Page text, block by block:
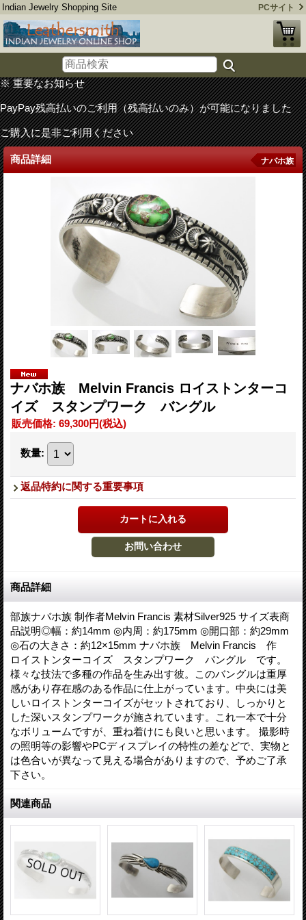
Indian Jewelry Shopping Site PCサイト
※ 重要なお知らせ
PayPay残高払いのご利用（残高払いのみ）が可能になりました
ご購入に是非ご利用ください
商品詳細 ナバホ族
ナバホ族 Melvin Francis ロイストンターコ
イズ スタンプワーク バングル
販売価格: 69,300円(税込)
数量:
返品特約に関する重要事項
商品詳細
部族ナバホ族 制作者Melvin Francis 素材Silver925 サイズ表商
品説明◎幅：約14mm ◎内周：約175mm ◎開口部：約29mm
◎石の大きさ：約12×15mm ナバホ族 Melvin Francis 作
ロイストンターコイズ スタンプワーク バングル です。
様々な技法で多種の作品を生み出す彼。このバングルは重厚
感があり存在感のある作品に仕上がっています。中央には美
しいロイストンターコイズがセットされており、しっかりと
した深いスタンプワークが施されています。これ一本で十分
なボリュームですが、重ね着けにも良いと思います。 撮影時
の照明等の影響やPCディスプレイの特性の差などで、実物と
は色合いが異なって見える場合がありますので、予めご了承
下さい。
関連商品